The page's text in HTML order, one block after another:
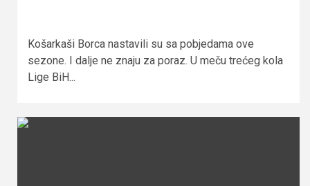
Košarkaši Borca nastavili su sa pobjedama ove
sezone. I dalje ne znaju za poraz. U meču trećeg kola
Lige BiH...